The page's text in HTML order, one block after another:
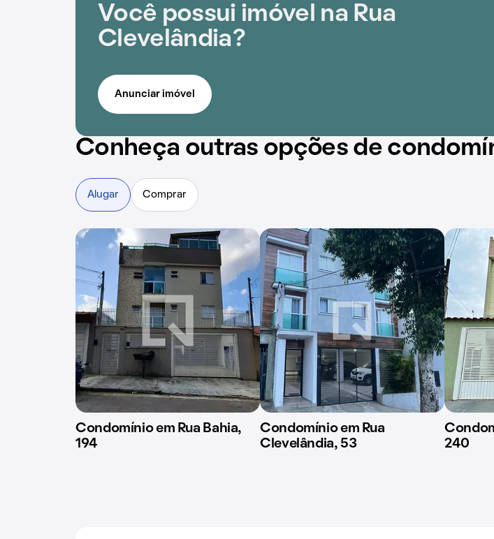
Você possui imóvel na Rua
Clevelândia?
Anunciar imóvel
Conheça outras opções de
Alugar Comprar
Condomínio em Rua Bahia,
194
Condomínio em Rua
Clevelândia, 53
240